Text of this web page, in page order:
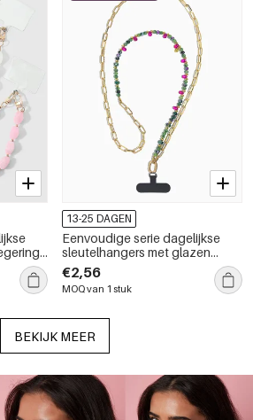
13-25 DAGEN
Eenvoudige serie dagelijkse
sleutelhangers met glazen
telefoonketting in diverse
kleuren
€2,56
MOQ van 1 stuk
BEKIJK MEER